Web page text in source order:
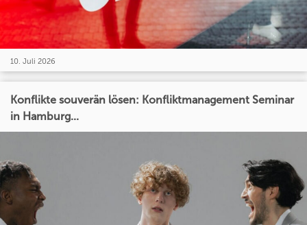
10. Juli 2026
Konflikte souverän lösen: Konfliktmanagement Seminar
in Hamburg...